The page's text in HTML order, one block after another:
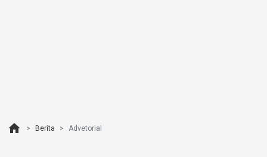
home Berita Advetorial